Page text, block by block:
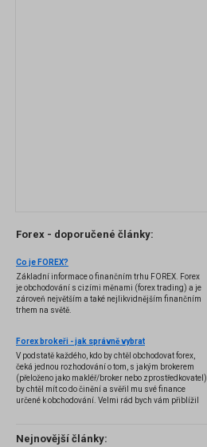
Forex - doporučené články:
Co je FOREX?
Základní informace o finančním trhu FOREX. Forex
je obchodování s cizími měnami (forex trading) a je
zároveň největším a také nejlikvidnějším finančním
trhem na světě.
Forex brokeři - jak správně vybrat
V podstatě každého, kdo by chtěl obchodovat forex,
čeká jednou rozhodování o tom, s jakým brokerem
(přeloženo jako makléř/broker nebo zprostředkovatel)
by chtěl mít co do činění a svěřil mu své finance
určené k obchodování. Velmi rád bych vám přiblížil
několik příkladů nejznámějších z nich.
Nejnovější články: